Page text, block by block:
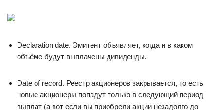
Declaration date. Эмитент объявляет, когда и в каком
объёме будут выплачены дивиденды.
Date of record. Реестр акционеров закрывается, то есть
новые акционеры попадут только в следующий период
выплат (а вот если вы приобрели акции незадолго до